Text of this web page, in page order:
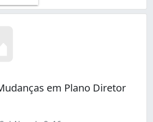
em Plano Diretor